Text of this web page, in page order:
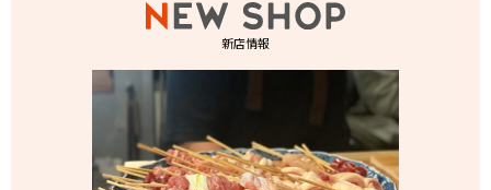
新店情報